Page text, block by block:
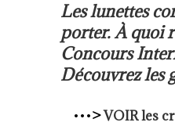
Les lunettes
porter. À quoi
Concours
Découvrez les
•••>VOIR les